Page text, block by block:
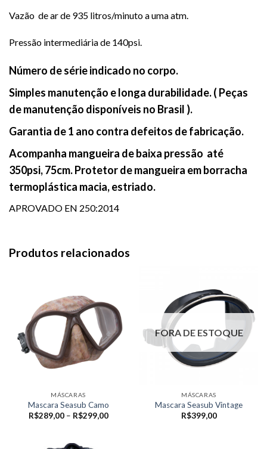
Vazão de ar de 935 litros/minuto a uma atm.
Pressão intermediária de 140psi.
Número de série indicado no corpo.
Simples manutenção e longa durabilidade. ( Peças
de manutenção disponíveis no Brasil ).
Garantia de 1 ano contra defeitos de fabricação.
Acompanha mangueira de baixa pressão até
350psi, 75cm. Protetor de mangueira em borracha
termoplástica macia, estriado.
APROVADO EN 250:2014
Produtos relacionados
MÁSCARAS
Mascara Seasub Camo
R$289,00 – R$299,00Faixa
FORA DE ESTOQUE
MÁSCARAS
Mascara Seasub Vintage
R$399,00